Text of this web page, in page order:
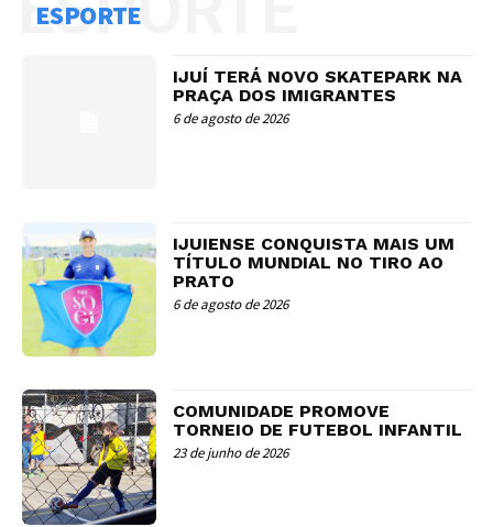
ESPORTE
IJUÍ TERÁ NOVO SKATEPARK NA
PRAÇA DOS IMIGRANTES
6 de agosto de 2026
IJUIENSE CONQUISTA MAIS UM
TÍTULO MUNDIAL NO TIRO AO
PRATO
6 de agosto de 2026
COMUNIDADE PROMOVE
TORNEIO DE FUTEBOL INFANTIL
23 de junho de 2026